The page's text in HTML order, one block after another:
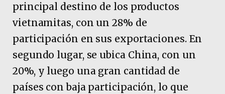
principal destino de los productos
vietnamitas, con un 28% de
participación en sus exportaciones. En
segundo lugar, se ubica China, con un
20%, y luego una gran cantidad de
países con baja participación, lo que